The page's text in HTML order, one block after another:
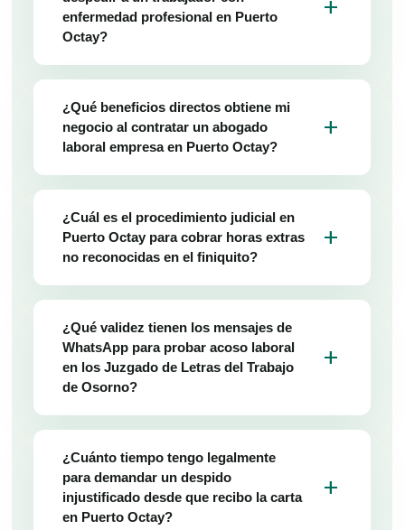
enfermedad profesional en Puerto
Octay?
add
¿Qué beneficios directos obtiene mi
negocio al contratar un abogado
laboral empresa en Puerto Octay?
add
¿Cuál es el procedimiento judicial en
Puerto Octay para cobrar horas extras
no reconocidas en el finiquito?
add
¿Qué validez tienen los mensajes de
WhatsApp para probar acoso laboral
en los Juzgado de Letras del Trabajo
de Osorno?
add
¿Cuánto tiempo tengo legalmente
para demandar un despido
injustificado desde que recibo la carta
en Puerto Octay?
add